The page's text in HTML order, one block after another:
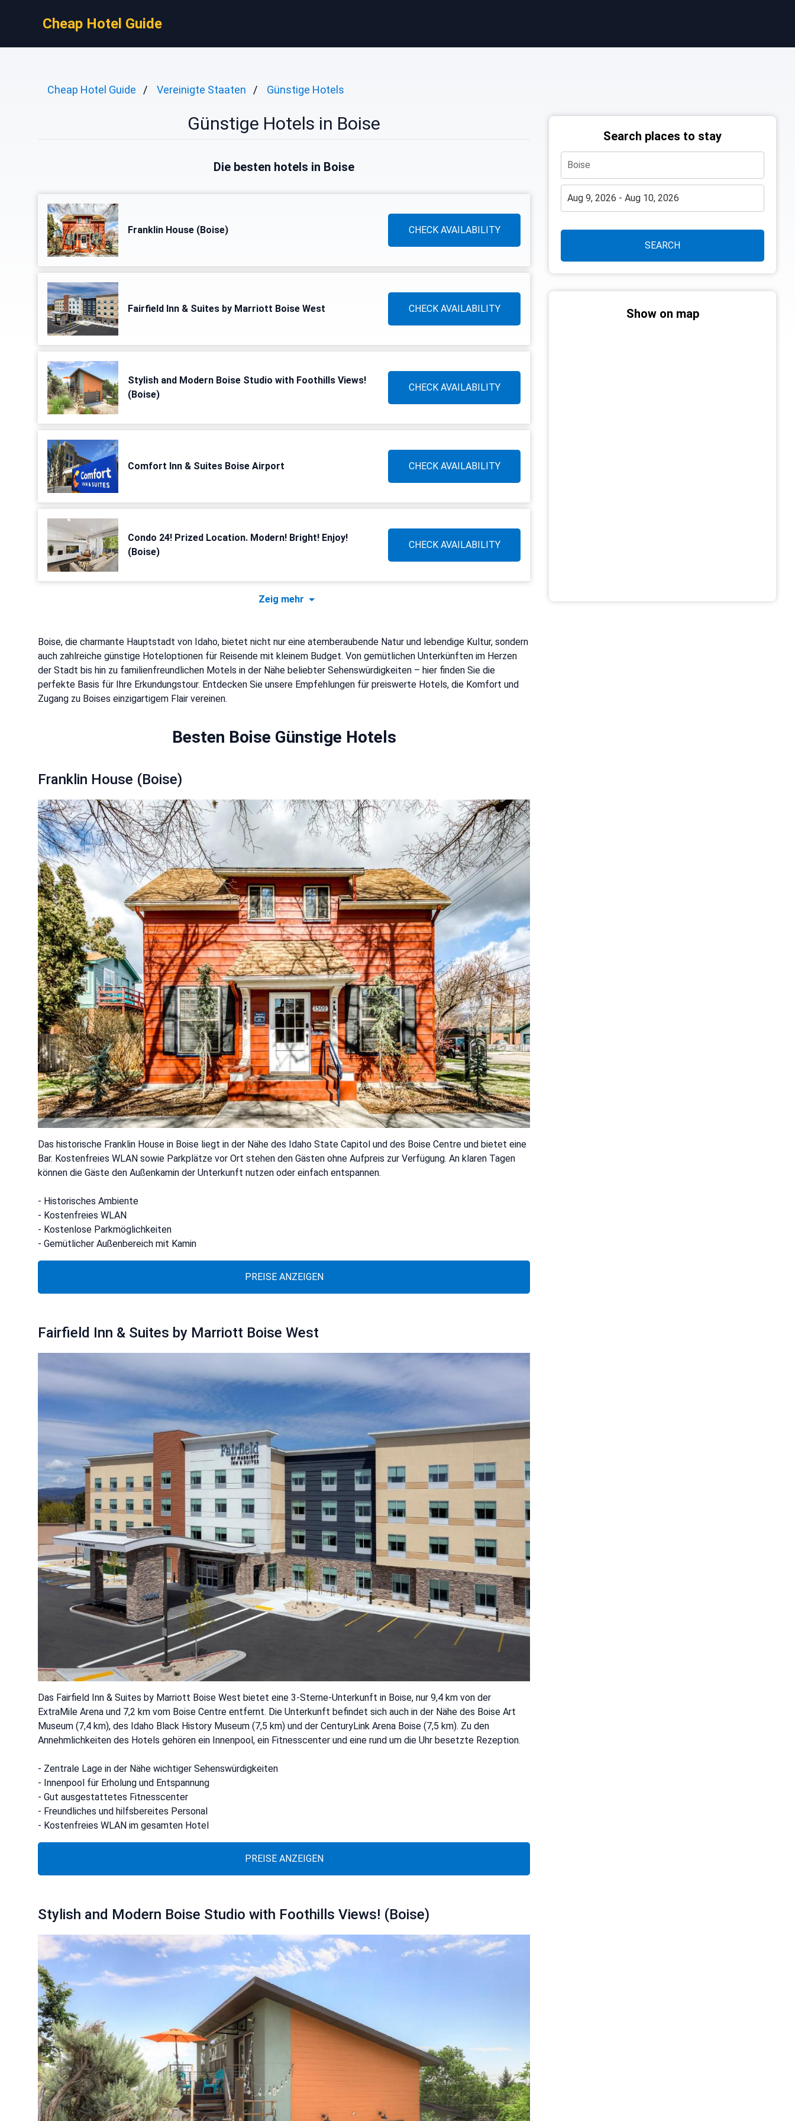
Cheap Hotel Guide
Cheap Hotel Guide Vereinigte Staaten Günstige Hotels
Günstige Hotels in Boise
Die besten hotels in Boise
Franklin House (Boise) CHECK AVAILABILITY
Fairfield Inn & Suites by Marriott Boise West CHECK AVAILABILITY
Stylish and Modern Boise Studio with Foothills Views!
(Boise)
CHECK AVAILABILITY
Comfort Inn & Suites Boise Airport CHECK AVAILABILITY
Condo 24! Prized Location. Modern! Bright! Enjoy!
(Boise)
CHECK AVAILABILITY
Zeig mehr
Boise, die charmante Hauptstadt von Idaho, bietet nicht nur eine atemberaubende Natur und lebendige Kultur, sondern
auch zahlreiche günstige Hoteloptionen für Reisende mit kleinem Budget. Von gemütlichen Unterkünften im Herzen
der Stadt bis hin zu familienfreundlichen Motels in der Nähe beliebter Sehenswürdigkeiten – hier finden Sie die
perfekte Basis für Ihre Erkundungstour. Entdecken Sie unsere Empfehlungen für preiswerte Hotels, die Komfort und
Zugang zu Boises einzigartigem Flair vereinen.
Besten Boise Günstige Hotels
Franklin House (Boise)
Das historische Franklin House in Boise liegt in der Nähe des Idaho State Capitol und des Boise Centre und bietet eine
Bar. Kostenfreies WLAN sowie Parkplätze vor Ort stehen den Gästen ohne Aufpreis zur Verfügung. An klaren Tagen
können die Gäste den Außenkamin der Unterkunft nutzen oder einfach entspannen.
- Historisches Ambiente
- Kostenfreies WLAN
- Kostenlose Parkmöglichkeiten
- Gemütlicher Außenbereich mit Kamin
PREISE ANZEIGEN
Fairfield Inn & Suites by Marriott Boise West
Das Fairfield Inn & Suites by Marriott Boise West bietet eine 3-Sterne-Unterkunft in Boise, nur 9,4 km von der
ExtraMile Arena und 7,2 km vom Boise Centre entfernt. Die Unterkunft befindet sich auch in der Nähe des Boise Art
Museum (7,4 km), des Idaho Black History Museum (7,5 km) und der CenturyLink Arena Boise (7,5 km). Zu den
Annehmlichkeiten des Hotels gehören ein Innenpool, ein Fitnesscenter und eine rund um die Uhr besetzte Rezeption.
- Zentrale Lage in der Nähe wichtiger Sehenswürdigkeiten
- Innenpool für Erholung und Entspannung
- Gut ausgestattetes Fitnesscenter
- Freundliches und hilfsbereites Personal
- Kostenfreies WLAN im gesamten Hotel
PREISE ANZEIGEN
Stylish and Modern Boise Studio with Foothills Views! (Boise)
Search places to stay
SEARCH
Show on map